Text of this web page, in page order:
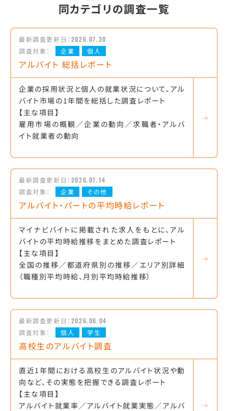
同カテゴリの調査一覧
最新調査更新日： 2026.07.30
調査対象：
企業 個人
アルバイト 総括レポート
企業の採用状況と個人の就業状況について、アル
バイト市場の1年間を総括した調査レポート
【主な項目】
雇用市場の概観／企業の動向／求職者・アルバ
イト就業者の動向
最新調査更新日： 2026.07.14
調査対象：
企業 その他
アルバイト・パートの平均時給レポート
マイナビバイトに掲載された求人をもとに、アル
バイトの平均時給推移をまとめた調査レポート
【主な項目】
全国の推移／都道府県別の推移／エリア別詳細
（職種別平均時給、月別平均時給推移）
最新調査更新日： 2026.06.04
調査対象：
個人 学生
高校生のアルバイト調査
直近1年間における高校生のアルバイト状況や動
向など、その実態を把握できる調査レポート
【主な項目】
アルバイト就業率／アルバイト就業実態／アルバ